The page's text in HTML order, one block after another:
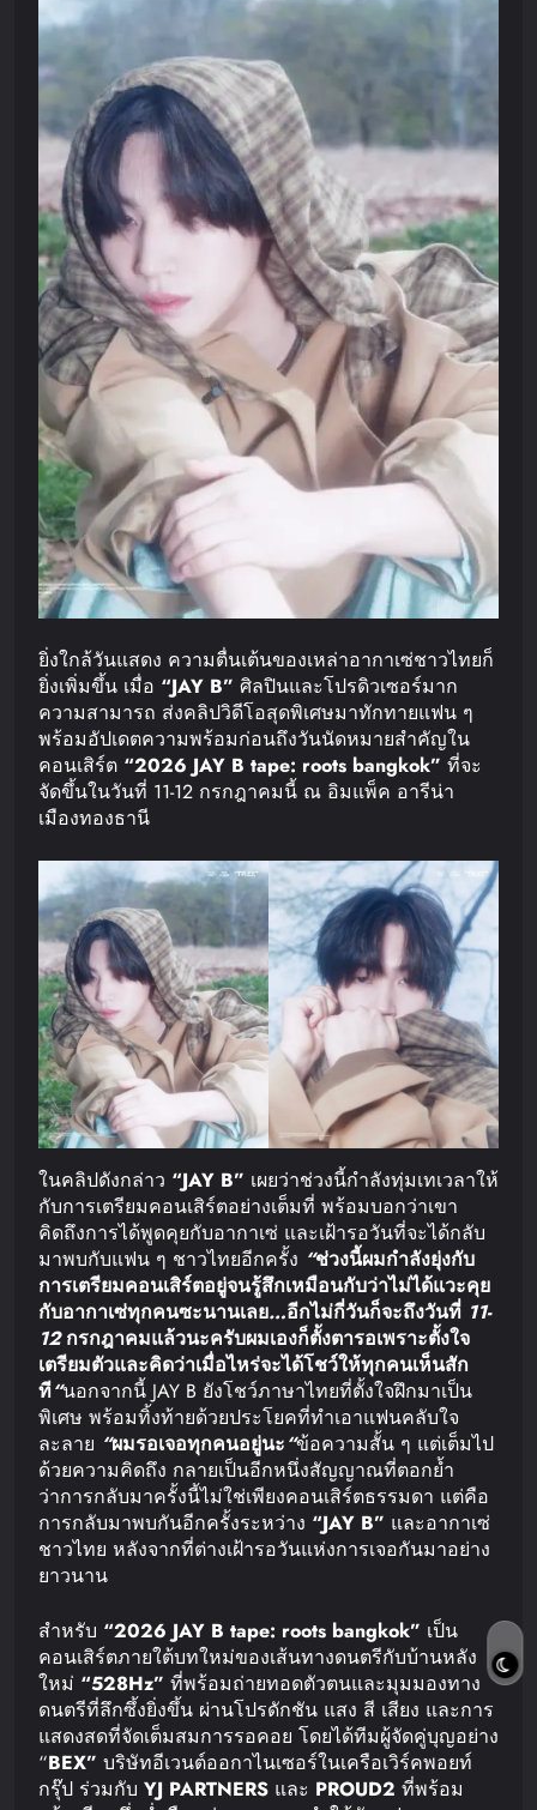
ยิ่งใกล้วันแสดง ความตื่นเต้นของเหล่าอากาเซ่ชาวไทยก็
ยิ่งเพิ่มขึ้น เมื่อ “JAY B” ศิลปินและโปรดิวเซอร์มาก
ความสามารถ ส่งคลิปวิดีโอสุดพิเศษมาทักทายแฟน ๆ
พร้อมอัปเดตความพร้อมก่อนถึงวันนัดหมายสำคัญใน
คอนเสิร์ต “2026 JAY B tape: roots bangkok” ที่จะ
จัดขึ้นในวันที่ 11-12 กรกฎาคมนี้ ณ อิมแพ็ค อารีน่า
เมืองทองธานี
ในคลิปดังกล่าว “JAY B” เผยว่าช่วงนี้กำลังทุ่มเทเวลาให้
กับการเตรียมคอนเสิร์ตอย่างเต็มที่ พร้อมบอกว่าเขา
คิดถึงการได้พูดคุยกับอากาเซ่ และเฝ้ารอวันที่จะได้กลับ
มาพบกับแฟน ๆ ชาวไทยอีกครั้ง “ช่วงนี้ผมกำลังยุ่งกับ
การเตรียมคอนเสิร์ตอยู่จนรู้สึกเหมือนกับว่าไม่ได้แวะคุย
กับอากาเซ่ทุกคนซะนานเลย…อีกไม่กี่วันก็จะถึงวันที่ 11-
12กรกฎาคมแล้วนะครับผมเองก็ตั้งตารอเพราะตั้งใจ
เตรียมตัวและคิดว่าเมื่อไหร่จะได้โชว์ให้ทุกคนเห็นสัก
ที“นอกจากนี้ JAY B ยังโชว์ภาษาไทยที่ตั้งใจฝึกมาเป็น
พิเศษ พร้อมทิ้งท้ายด้วยประโยคที่ทำเอาแฟนคลับใจ
ละลาย “ผมรอเจอทุกคนอยู่นะ“ข้อความสั้น ๆ แต่เต็มไป
ด้วยความคิดถึง กลายเป็นอีกหนึ่งสัญญาณที่ตอกย้ำ
ว่าการกลับมาครั้งนี้ไม่ใช่เพียงคอนเสิร์ตธรรมดา แต่คือ
การกลับมาพบกันอีกครั้งระหว่าง “JAY B” และอากาเซ่
ชาวไทย หลังจากที่ต่างเฝ้ารอวันแห่งการเจอกันมาอย่าง
ยาวนาน
สำหรับ “2026 JAY B tape: roots bangkok” เป็น
คอนเสิร์ตภายใต้บทใหม่ของเส้นทางดนตรีกับบ้านหลัง
ใหม่ “528Hz” ที่พร้อมถ่ายทอดตัวตนและมุมมองทาง
ดนตรีที่ลึกซึ้งยิ่งขึ้น ผ่านโปรดักชัน แสง สี เสียง และการ
แสดงสดที่จัดเต็มสมการรอคอย โดยได้ทีมผู้จัดคู่บุญอย่าง
“BEX” บริษัทอีเวนต์ออกาไนเซอร์ในเครือเวิร์คพอยท์
กรุ๊ป ร่วมกับ YJ PARTNERS และ PROUD2 ที่พร้อม